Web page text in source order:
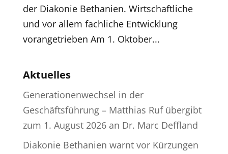
der Diakonie Bethanien. Wirtschaftliche
und vor allem fachliche Entwicklung
vorangetrieben Am 1. Oktober...
Aktuelles
Generationenwechsel in der
Geschäftsführung – Matthias Ruf übergibt
zum 1. August 2026 an Dr. Marc Deffland
Diakonie Bethanien warnt vor Kürzungen